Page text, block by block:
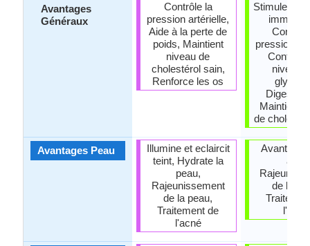
Avantages
Généraux
Avantages Peau
Contrôle la
pression artérielle,
Aide à la perte de
poids, Maintient
niveau de
cholestérol sain,
Renforce les os
Illumine et eclaircit
teint, Hydrate la
peau,
Rajeunissement
de la peau,
Traitement de
l'acné
Stimule le
pression
Contrôle
niveaux
Maintient
de
âge,
de la
l'acné